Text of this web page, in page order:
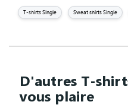
T-shirts Single Sweat shirts Single
D'autres T-
vous plaire